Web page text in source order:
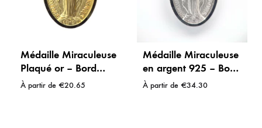
Médaille Miraculeuse
Plaqué or – Bord
faceté brillant
À partir de €20.65
Médaille Miraculeuse
en argent 925 – Bord
lisse
À partir de €34.30